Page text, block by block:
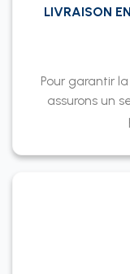
LIVRAISON
Pour garantir
assurons un